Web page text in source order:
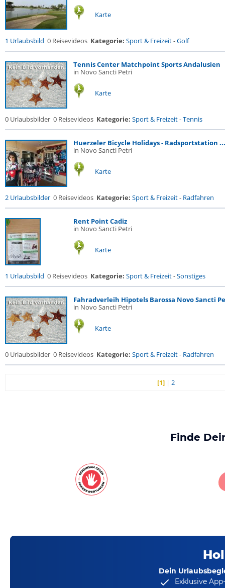
Karte
1 Urlaubsbild 0 Reisevideos Kategorie: Sport & Freizeit-Golf
Tennis Center Matchpoint Sports Andalusien
in Novo Sancti Petri
Karte
0 Urlaubsbilder 0 Reisevideos Kategorie: Sport & Freizeit-Tennis
Huerzeler Bicycle Holidays - Radsportstation ...
in Novo Sancti Petri
Karte
2 Urlaubsbilder 0 Reisevideos Kategorie: Sport & Freizeit- Radfahren
Rent Point Cadiz
in Novo Sancti Petri
Karte
1 Urlaubsbild 0 Reisevideos Kategorie: Sport & Freizeit-Sonstiges
Fahradverleih Hipotels Barossa Novo Sancti
in Novo Sancti Petri
Karte
0 Urlaubsbilder 0 Reisevideos Kategorie: Sport & Freizeit- Radfahren
[1] |2
Finde
Dein
Exklusive